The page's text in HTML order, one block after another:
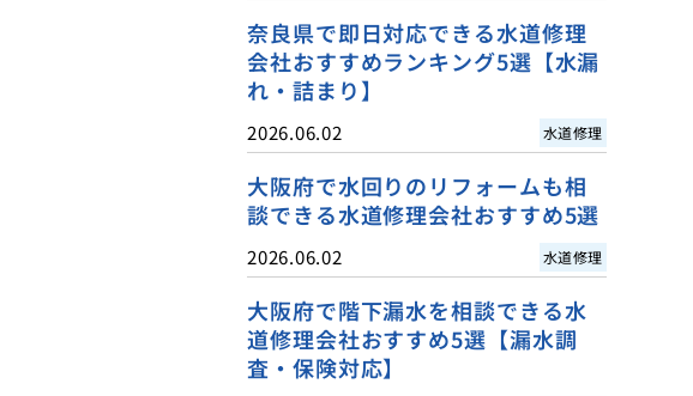
奈良県で即日対応できる水道修理
会社おすすめランキング5選【水漏
れ・詰まり】
2026.06.02 水道修理
大阪府で水回りのリフォームも相
談できる水道修理会社おすすめ5選
2026.06.02 水道修理
大阪府で階下漏水を相談できる水
道修理会社おすすめ5選【漏水調
査・保険対応】